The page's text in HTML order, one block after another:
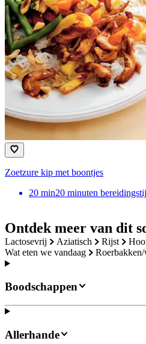
Ontdek meer van dit
lactosevrij aziatisch rijst
wat eten we vandaag
Zoetzure kip met boontjes
20 min20 minuten
Boodschappen
Allerhande